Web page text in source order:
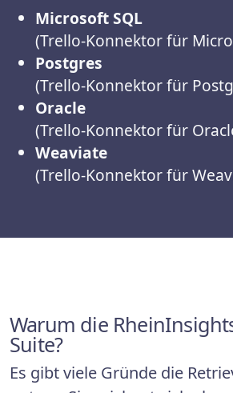
Microsoft SQL
(Trello-Konnektor für
Postgres
(Trello-Konnektor für
Oracle
(Trello-Konnektor für
Weaviate
(Trello-Konnektor für
Warum die
Suite?
Es gibt viele Gründe die